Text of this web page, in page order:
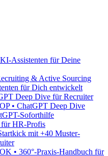
Assistenten für Deine
& Active Sourcing
für Dich entwickelt
Deep Dive für Recruiter
• ChatGPT Deep Dive
Soforthilfe
HR-Profis
mit +40 Muster-
• 360°-Praxis-Handbuch für